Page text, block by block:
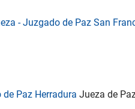
- Juzgado de Paz San
de Paz Herradura Jueza de